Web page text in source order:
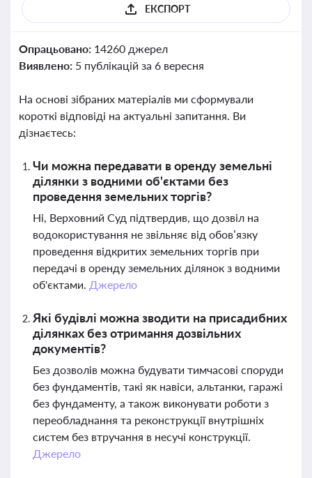
ЕКСПОРТ
Опрацьовано: 14260 джерел
Виявлено: 5 публікацій за 6 вересня
На основі зібраних матеріалів ми сформували
короткі відповіді на актуальні запитання. Ви
дізнаєтесь:
Чи можна передавати в оренду земельні
ділянки з водними об'єктами без
проведення земельних торгів?
Ні, Верховний Суд підтвердив, що дозвіл на
водокористування не звільняє від обов’язку
проведення відкритих земельних торгів при
передачі в оренду земельних ділянок з водними
об'єктами. Джерело
Які будівлі можна зводити на присадибних
ділянках без отримання дозвільних
документів?
Без дозволів можна будувати тимчасові споруди
без фундаментів, такі як навіси, альтанки, гаражі
без фундаменту, а також виконувати роботи з
переобладнання та реконструкції внутрішніх
систем без втручання в несучі конструкції.
Джерело